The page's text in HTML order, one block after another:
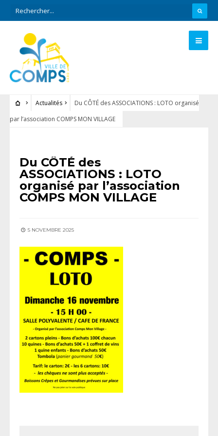
Actualités
Du CÔTÉ des ASSOCIATIONS : LOTO organisé
par l’association COMPS MON VILLAGE
Du CÔTÉ des
ASSOCIATIONS : LOTO
organisé par l’association
COMPS MON VILLAGE
5 NOVEMBRE 2025